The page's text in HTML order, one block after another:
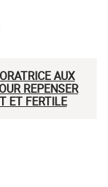
AUX
REPENSER
ET FERTILE